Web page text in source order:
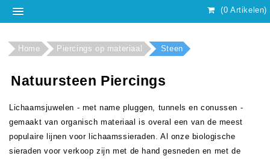
(0 Artikelen)
Home Piercings op materiaal Steen
Natuursteen Piercings
Lichaamsjuwelen - met name pluggen, tunnels en conussen -
gemaakt van organisch materiaal is overal een van de meest
populaire lijnen voor lichaamssieraden. Al onze biologische
sieraden voor verkoop zijn met de hand gesneden en met de